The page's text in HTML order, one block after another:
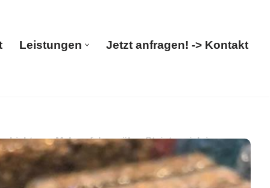
Leistungen Jetzt anfragen! -> Kontakt
Mehr erfahren über Steinteppich in
PayKIES, in Schwandorf sind
Boden-Verleger. Ihr Erfolg ist unser Ziel ✉.